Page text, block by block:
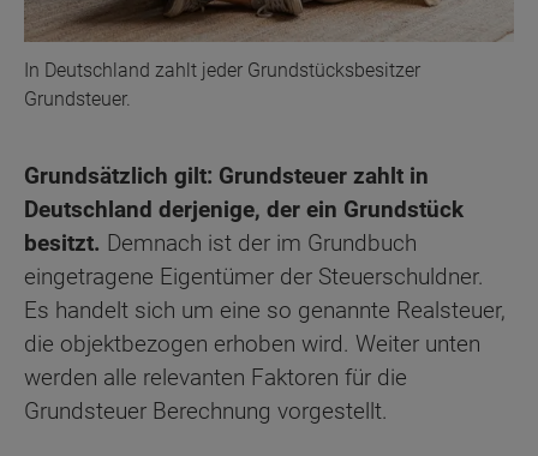
In Deutschland zahlt jeder Grundstücksbesitzer
Grundsteuer.
Grundsätzlich gilt: Grundsteuer zahlt in
Deutschland derjenige, der ein Grundstück
besitzt. Demnach ist der im Grundbuch
eingetragene Eigentümer der Steuerschuldner.
Es handelt sich um eine so genannte Realsteuer,
die objektbezogen erhoben wird. Weiter unten
werden alle relevanten Faktoren für die
Grundsteuer Berechnung vorgestellt.